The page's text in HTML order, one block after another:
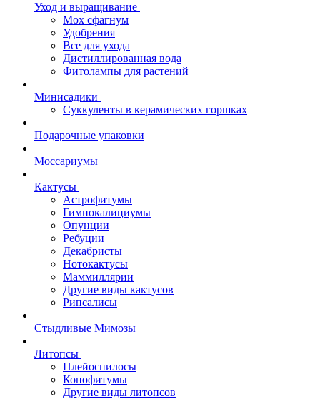
Уход и выращивание
Мох сфагнум
Удобрения
Все для ухода
Дистиллированная вода
Фитолампы для растений
Минисадики
Суккуленты в керамических горшках
Подарочные упаковки
Моссариумы
Кактусы
Астрофитумы
Гимнокалициумы
Опунции
Ребуции
Декабристы
Нотокактусы
Маммиллярии
Другие виды кактусов
Рипсалисы
Стыдливые Мимозы
Литопсы
Плейоспилосы
Конофитумы
Другие виды литопсов